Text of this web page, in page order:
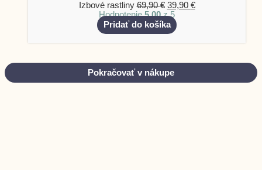
Izbové rastliny69,90€ 39,90 €
Hodnotenie5.00z 5
Pridať do košíka
Pokračovať v nákupe